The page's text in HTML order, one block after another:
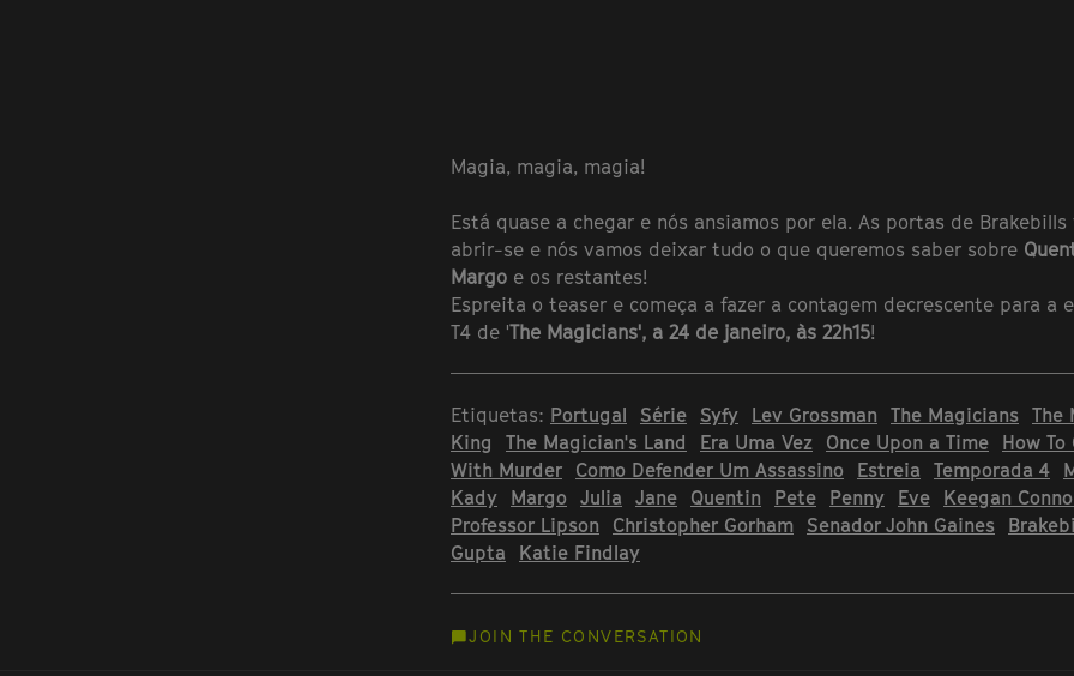
Magia, magia, magia!
Está quase a chegar e nós ansiamos por ela. As portas de Brakebills
abrir-se e nós vamos deixar tudo o que queremos saber sobre
Margo e os restantes!
Espreita o teaser e começa a fazer a contagem decrescente para a
T4 de 'The Magicians', a 24 de janeiro, às 22h15!
Etiquetas: Portugal Série Syfy Lev Grossman The Magicians The
King
The Magician's Land Era Uma Vez Once Upon a Time How
With Murder Como Defender Um Assassino Estreia Temporada 4
Kady Margo Julia Jane Quentin Pete Penny Eve Keegan
Professor Lipson
Christopher Gorham Senador John Gaines
Gupta
Katie Findlay
JOIN THE CONVERSATION